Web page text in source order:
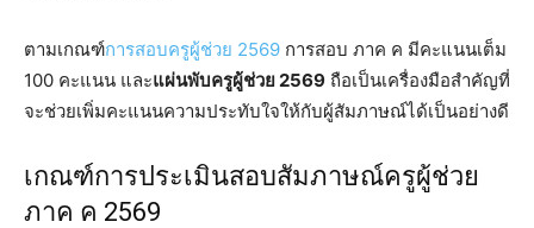
ตามเกณฑ์การสอบครูผู้ช่วย 2569 การสอบ ภาค ค มีคะแนนเต็ม
100 คะแนน และแผ่นพับครูผู้ช่วย 2569 ถือเป็นเครื่องมือสำคัญที่
จะช่วยเพิ่มคะแนนความประทับใจให้กับผู้สัมภาษณ์ได้เป็นอย่างดี
เกณฑ์การประเมินสอบสัมภาษณ์ครูผู้ช่วย
ภาค ค 2569